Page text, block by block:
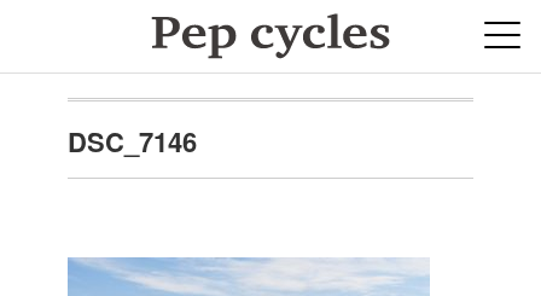
DSC_7146